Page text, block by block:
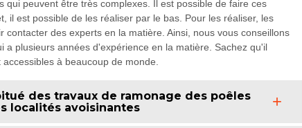
qui peuvent être très complexes. Il est possible de faire ces
il est possible de les réaliser par le bas. Pour les réaliser, les
contacter des experts en la matière. Ainsi, nous vous conseillons
plusieurs années d'expérience en la matière. Sachez qu'il
à beaucoup de monde.
des travaux de ramonage des poêles
localités avoisinantes